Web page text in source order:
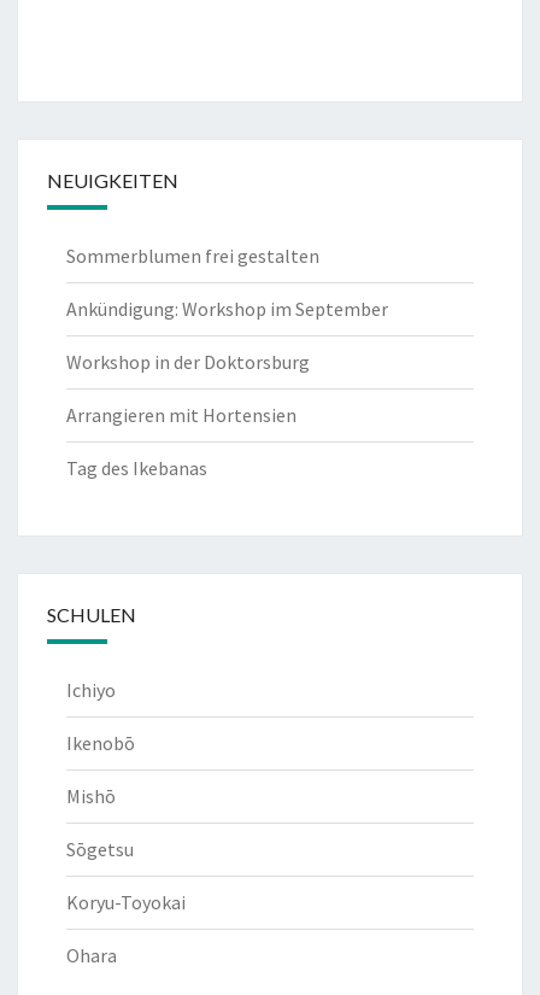
NEUIGKEITEN
Sommerblumen frei gestalten
Ankündigung: Workshop im September
Workshop in der Doktorsburg
Arrangieren mit Hortensien
Tag des Ikebanas
SCHULEN
Ichiyo
Ikenobō
Mishō
Sōgetsu
Koryu-Toyokai
Ohara